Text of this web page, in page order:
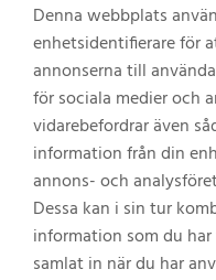
Denna webbplats
enhetsidentifierare för
annonserna till
för sociala medier och
vidarebefordrar även
information från din
annons- och
Dessa kan i sin tur
information som du
samlat in när du har